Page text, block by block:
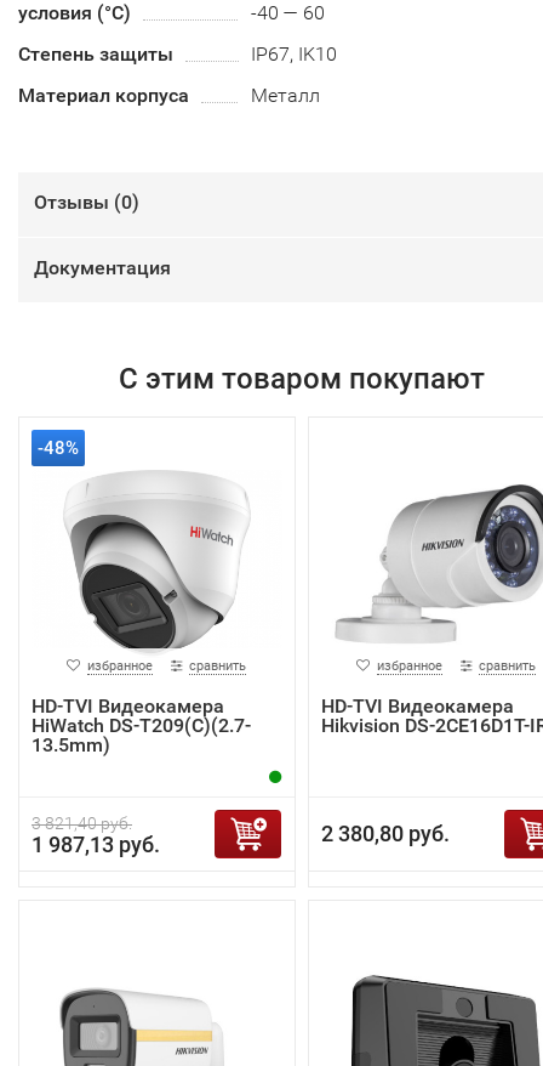
условия (°С)
-40 — 60
Степень защиты
IP67, IK10
Материал корпуса
Металл
Отзывы (0)
Документация
С этим товаром покупают
-48%
избранное сравнить
HD-TVI Видеокамера
HiWatch DS-T209(C)(2.7-
13.5mm)
3 821,40 руб.
1 987,13 руб.
избранное сравнить
HD-TVI Видеокамера
Hikvision DS-2CE16D1T-
2 380,80 руб.